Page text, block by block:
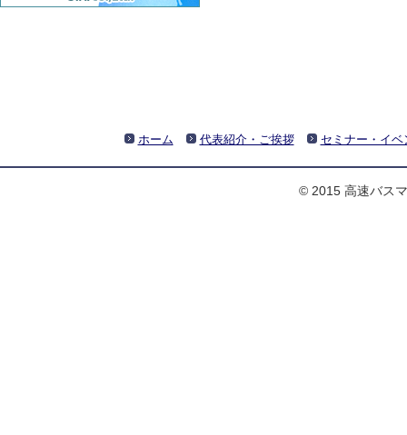
ホーム 代表紹介・ご挨拶 セミナー・イベ
© 2015 高速バス